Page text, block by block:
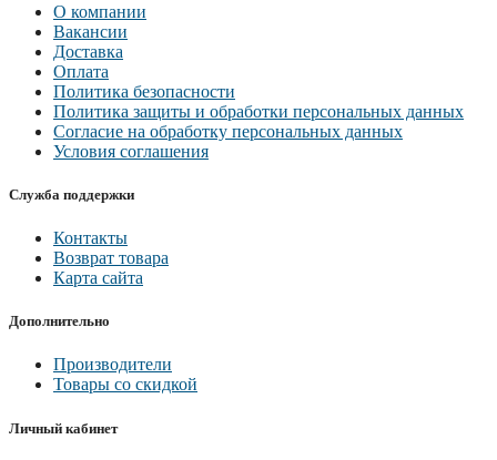
О компании
Вакансии
Доставка
Оплата
Политика безопасности
Политика защиты и обработки персональных данных
Согласие на обработку персональных данных
Условия соглашения
Служба поддержки
Контакты
Возврат товара
Карта сайта
Дополнительно
Производители
Товары со скидкой
Личный кабинет